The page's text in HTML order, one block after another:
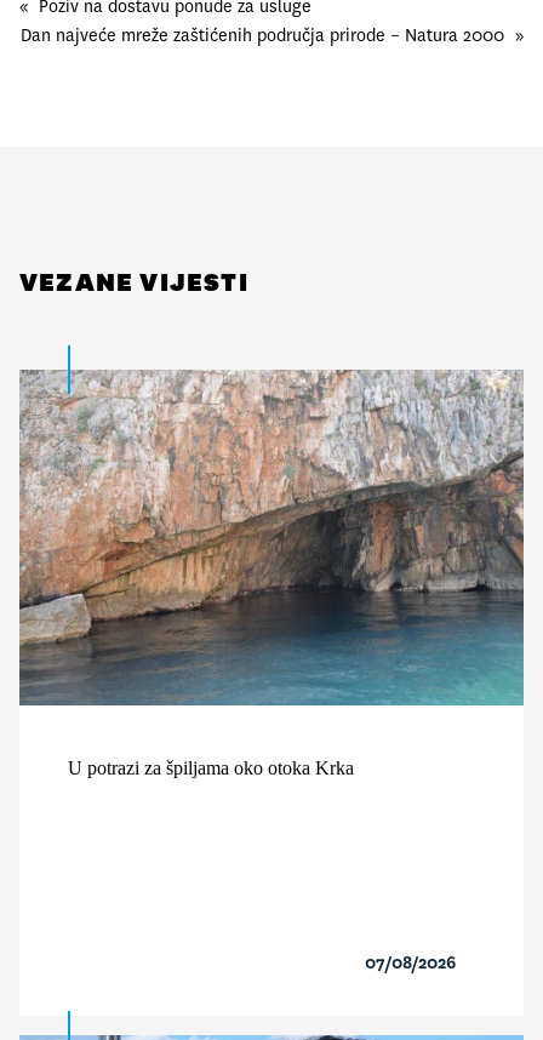
«
Poziv na dostavu ponude za usluge
Dan najveće mreže zaštićenih područja prirode – Natura 2000 »
VEZANE VIJESTI
U potrazi za špiljama oko otoka Krka
07/08/2026